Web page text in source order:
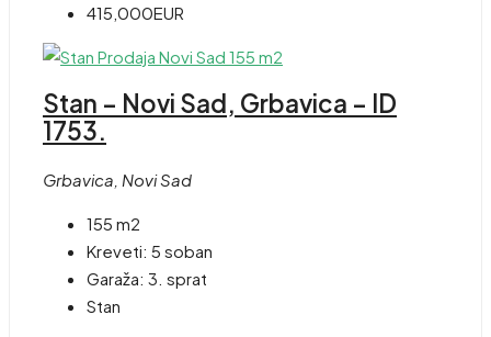
415,000EUR
Stan – Novi Sad, Grbavica – ID
1753.
Grbavica, Novi Sad
155 m2
Kreveti: 5 soban
Garaža: 3. sprat
Stan